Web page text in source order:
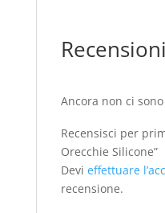
Recensioni
Ancora non ci
Recensisci per
Orecchie Silicone”
Devi effettuare
recensione.